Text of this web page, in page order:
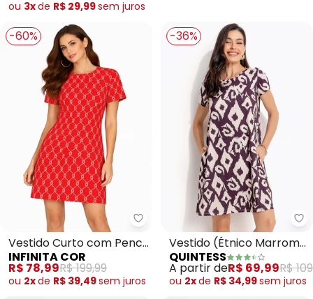
ou 3xde R$ 29,99sem juros
-60%
Infinita Cor - Vestido Curto
Vestido Curto com Pence
Gola Redonda
(Vermelho)
INFINITA COR
R$ 78,99R$ 199,99
ou 2xde R$ 39,49sem juros
-36%
Vestido (Étnico Marrom)
em Malha Fria
QUINTESS
A partir deR$ 69,99R$
ou 2xde R$ 34,99sem juros